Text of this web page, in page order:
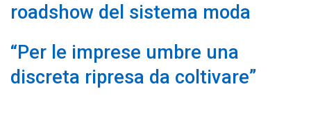
roadshow del sistema moda
“Per le imprese umbre una
discreta ripresa da coltivare”